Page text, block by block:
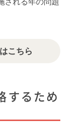
こちら
するため